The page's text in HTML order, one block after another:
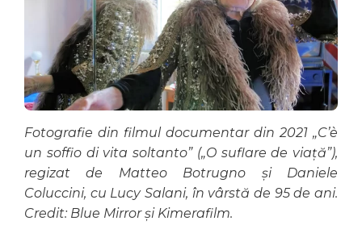
Fotografie din filmul documentar din 2021 „C’è
un soffio di vita soltanto” („O suflare de viață”),
regizat de Matteo Botrugno și Daniele
Coluccini, cu Lucy Salani, în vârstă de 95 de ani.
Credit: Blue Mirror și Kimerafilm.